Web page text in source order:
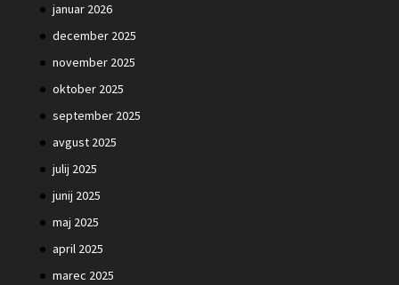
januar 2026
december 2025
november 2025
oktober 2025
september 2025
avgust 2025
julij 2025
junij 2025
maj 2025
april 2025
marec 2025